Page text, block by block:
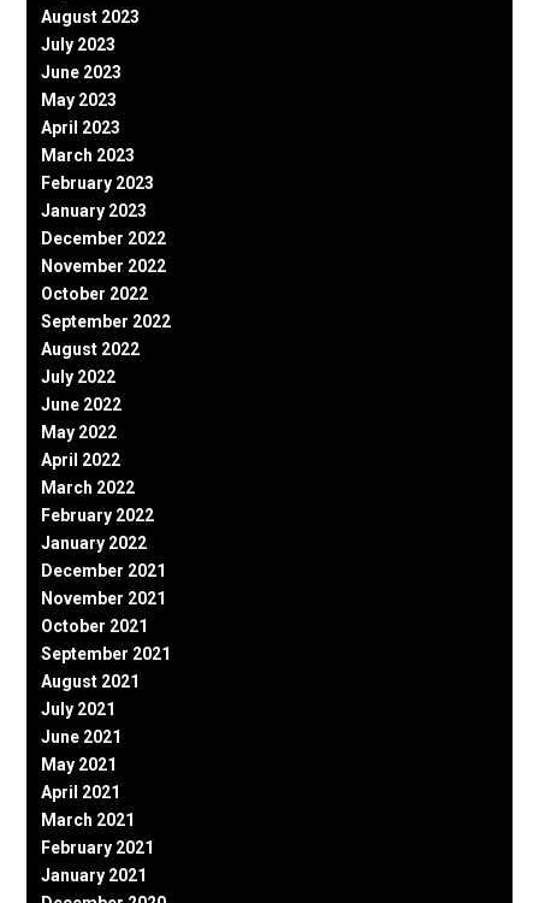
August 2023
July 2023
June 2023
May 2023
April 2023
March 2023
February 2023
January 2023
December 2022
November 2022
October 2022
September 2022
August 2022
July 2022
June 2022
May 2022
April 2022
March 2022
February 2022
January 2022
December 2021
November 2021
October 2021
September 2021
August 2021
July 2021
June 2021
May 2021
April 2021
March 2021
February 2021
January 2021